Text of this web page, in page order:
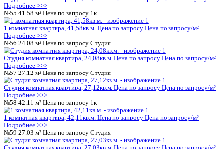
2 комнатная квартира, 62,52кв.м.
Подробнее >>>
№23 21.22 м² Цена по запросу Студия
Студия комнатная квартира, 21,22кв.м. Цена по запросу
Подробнее >>>
№24 36.14 м² Цена по запросу
Студия комнатная квартира, 36,14кв.м. Цена по запросу Цена
Подробнее >>>
№25 41.65 м² Цена по запросу 1к
1 комнатная квартира, 41,65кв.м.
Подробнее >>>
№26 24.08 м² Цена по запросу Студия